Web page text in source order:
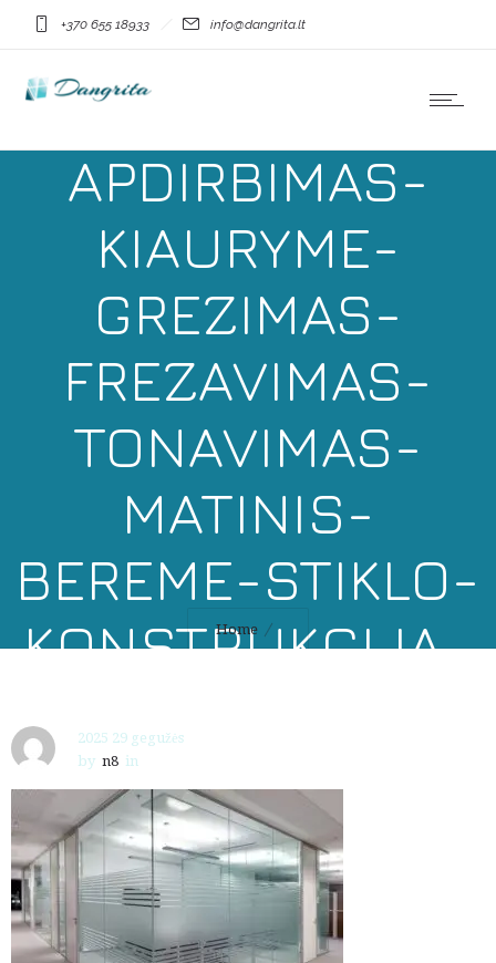
+370 655 18933 info@dangrita.lt
DANGRITA-
STIKLAS-
APDIRBIMAS-
KIAURYME-
GREZIMAS-
FREZAVIMAS-
TONAVIMAS-
MATINIS-
BEREME-STIKLO-
KONSTRUKCIJA-
Home
2025 29 gegužės
by n8 in